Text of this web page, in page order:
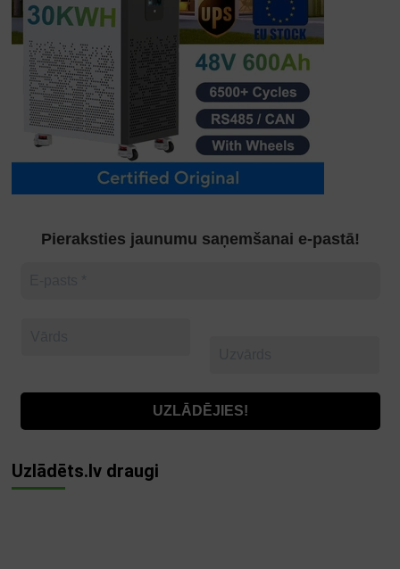
Pieraksties jaunumu saņemšanai e-pastā!
Uzlādēts.lv draugi